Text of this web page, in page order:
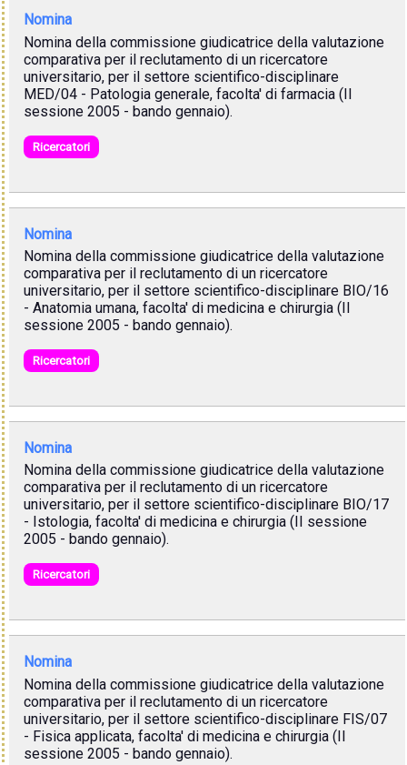
Nomina
Nomina della commissione giudicatrice della valutazione
comparativa per il reclutamento di un ricercatore
universitario, per il settore scientifico-disciplinare
MED/04 - Patologia generale, facolta' di farmacia (II
sessione 2005 - bando gennaio).
Ricercatori
Nomina
Nomina della commissione giudicatrice della valutazione
comparativa per il reclutamento di un ricercatore
universitario, per il settore scientifico-disciplinare BIO/16
- Anatomia umana, facolta' di medicina e chirurgia (II
sessione 2005 - bando gennaio).
Ricercatori
Nomina
Nomina della commissione giudicatrice della valutazione
comparativa per il reclutamento di un ricercatore
universitario, per il settore scientifico-disciplinare BIO/17
- Istologia, facolta' di medicina e chirurgia (II sessione
2005 - bando gennaio).
Ricercatori
Nomina
Nomina della commissione giudicatrice della valutazione
comparativa per il reclutamento di un ricercatore
universitario, per il settore scientifico-disciplinare FIS/07
- Fisica applicata, facolta' di medicina e chirurgia (II
sessione 2005 - bando gennaio).